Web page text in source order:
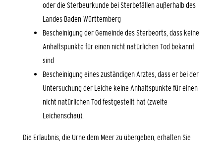
oder die Sterbeurkunde bei Sterbefällen außerhalb des
Landes Baden-Württemberg
Bescheinigung der Gemeinde des Sterbeorts, dass keine
Anhaltspunkte für einen nicht natürlichen Tod bekannt
sind
Bescheinigung eines zuständigen Arztes, dass er bei der
Untersuchung der Leiche keine Anhaltspunkte für einen
nicht natürlichen Tod festgestellt hat (zweite
Leichenschau).
Die Erlaubnis, die Urne dem Meer zu übergeben, erhalten Sie